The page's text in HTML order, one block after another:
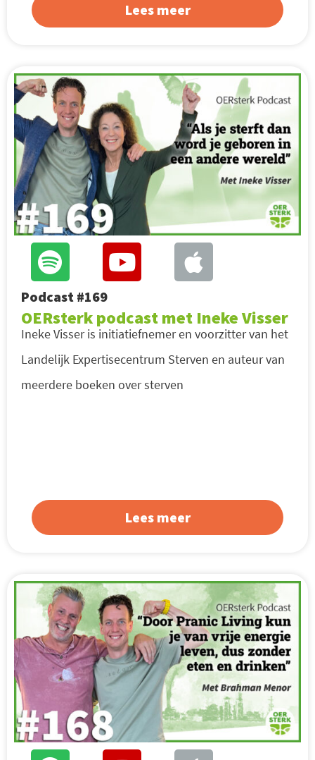
Lees meer
Podcast #169
OERsterk podcast met Ineke Visser
Ineke Visser is initiatiefnemer en voorzitter van het
Landelijk Expertisecentrum Sterven en auteur van
meerdere boeken over sterven
Lees meer